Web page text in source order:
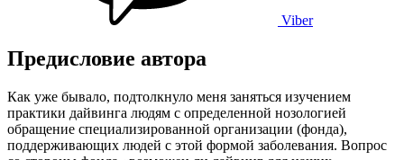
Viber
Предисловие автора
Как уже бывало, подтолкнуло меня заняться изучением
практики дайвинга людям с определенной нозологией
обращение специализированной организации (фонда),
поддерживающих людей с этой формой заболевания. Вопрос